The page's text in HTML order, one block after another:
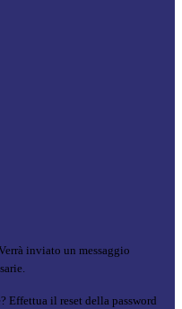
inviato un messaggio
Effettua il reset della password